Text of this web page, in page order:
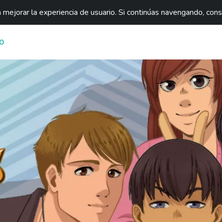
la experiencia de usuario. Si continúas navengando,